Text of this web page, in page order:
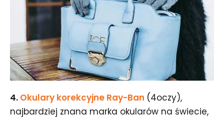
4. Okulary korekcyjne Ray-Ban (4oczy),
najbardziej znana marka okularów na świecie,